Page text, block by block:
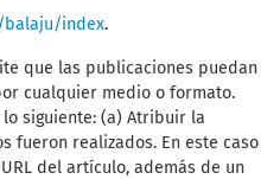
balaju/index.
que las publicaciones puedan
cualquier medio o formato.
siguiente: (a) Atribuir la
fueron realizados. En este caso
del artículo, además de un